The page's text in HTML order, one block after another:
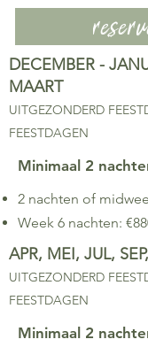
DECEMBER -
MAART
UITGEZONDERD
FEESTDAGEN
Minimaal 2
2 nachten of
Week 6 nachten:
APR, MEI, JUL,
UITGEZONDERD
FEESTDAGEN
Minimaal 2